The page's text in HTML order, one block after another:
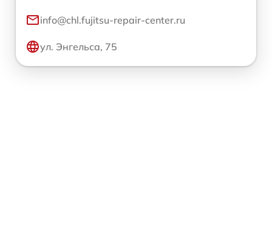
info@chl.fujitsu-repair-center.ru
ул. Энгельса, 75